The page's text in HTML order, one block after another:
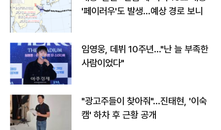
'페이러우'도 발생…예상 경로 보니
임영웅, 데뷔 10주년…"난 늘 부족한
사람이었다"
"광고주들이 찾아줘"…진태현, '이숙
캠' 하차 후 근황 공개